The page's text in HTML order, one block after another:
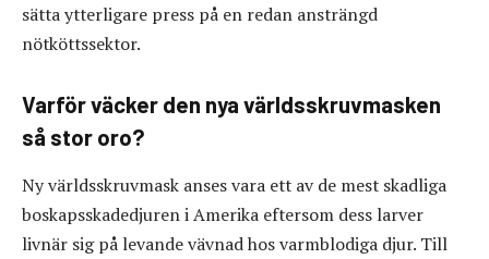
sätta ytterligare press på en redan ansträngd
nötköttssektor.
Varför väcker den nya världsskruvmasken
så stor oro?
Ny världsskruvmask anses vara ett av de mest skadliga
boskapsskadedjuren i Amerika eftersom dess larver
livnär sig på levande vävnad hos varmblodiga djur. Till